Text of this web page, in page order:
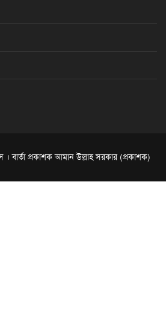
বার্তা প্রকাশক আমান উল্লাহ সরকার (প্রকাশক)